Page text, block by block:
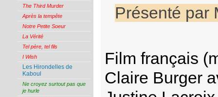
Présenté par
Film français
Claire Burger
The Third Murder
Après la tempête
Notre Petite Soeur
La Vérité
Tel père, tel fils
I Wish
Les Hirondelles de
Kaboul
Ne croyez surtout pas que
je hurle